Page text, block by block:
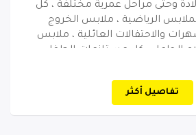
وحتى مراحل عمرية مختلفة ، كل
الرياضية ، ملابس الخروج
والاحتفالات العائلية ، ملابس
الحامل ، كل مستلزمات الطفل
، مئات الالاف من المنتجات
تفاصيل أكثر